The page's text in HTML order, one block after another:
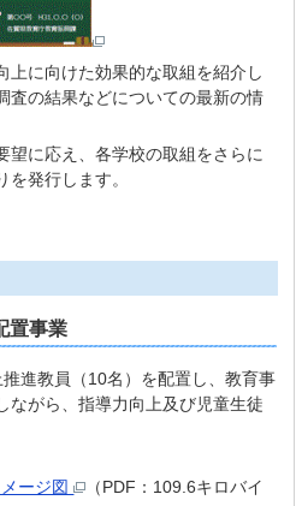
に向けた効果的な取組を紹介し
査の結果などについての最新の情
に応え、各学校の取組をさらに
を発行します。
置事業
進教員（10名）を配置し、教育事
ながら、指導力向上及び児童生徒
メージ図
（PDF：109.6キロバイ